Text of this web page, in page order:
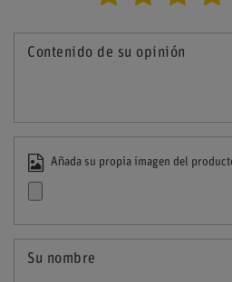
Contenido de su opinión
Añada su propia imagen del
Su nombre